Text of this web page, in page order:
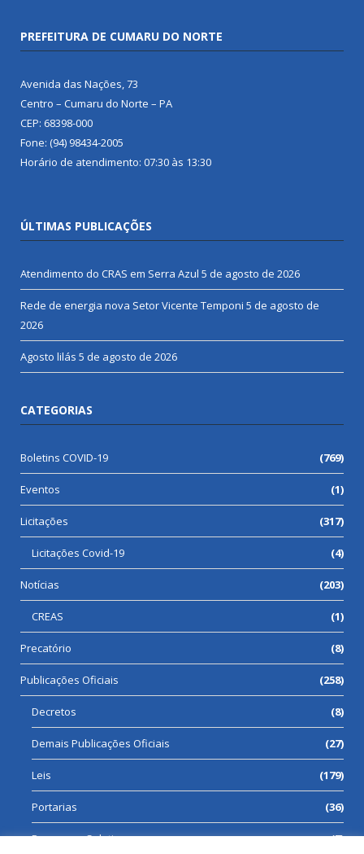
PREFEITURA DE CUMARU DO NORTE
Avenida das Nações, 73
Centro – Cumaru do Norte – PA
CEP: 68398-000
Fone: (94) 98434-2005
Horário de atendimento: 07:30 às 13:30
ÚLTIMAS PUBLICAÇÕES
Atendimento do CRAS em Serra Azul 5 de agosto de 2026
Rede de energia nova Setor Vicente Temponi 5 de agosto de
2026
Agosto lilás 5 de agosto de 2026
CATEGORIAS
Boletins COVID-19 (769)
Eventos (1)
Licitações (317)
Licitações Covid-19 (4)
Notícias (203)
CREAS (1)
Precatório (8)
Publicações Oficiais (258)
Decretos (8)
Demais Publicações Oficiais (27)
Leis (179)
Portarias (36)
Processos Seletivos (7)